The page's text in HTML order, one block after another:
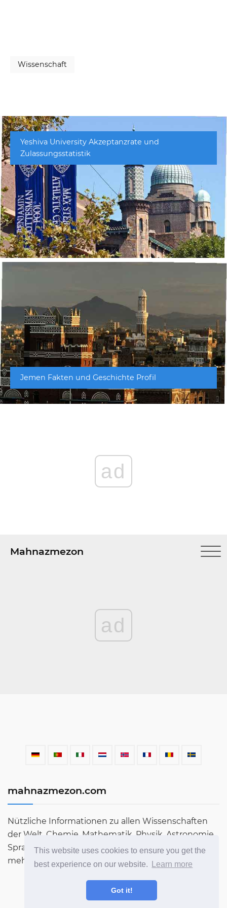
This website uses cookies to ensure you get the
best experience on our website.
Learn more
Got it!
Wissenschaft
Yeshiva University Akzeptanzrate und
Zulassungsstatistik
Jemen Fakten und Geschichte Profil
ad
Mahnazmezon
ad
mahnazmezon.com
Nützliche Informationen zu allen Wissenschaften
der Welt. Chemie, Mathematik, Physik, Astronomie,
Sprachen, Literatur und vieles mehr. Erfahren Sie
mehr über die Welt in unserem Blog!